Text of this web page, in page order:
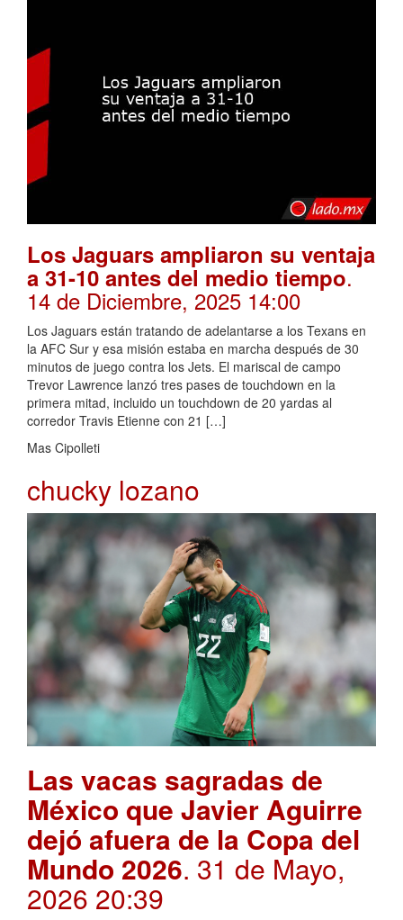
Los Jaguars ampliaron su ventaja
a 31-10 antes del medio tiempo.
14 de Diciembre, 2025 14:00
Los Jaguars están tratando de adelantarse a los Texans en
la AFC Sur y esa misión estaba en marcha después de 30
minutos de juego contra los Jets. El mariscal de campo
Trevor Lawrence lanzó tres pases de touchdown en la
primera mitad, incluido un touchdown de 20 yardas al
corredor Travis Etienne con 21 […]
Mas Cipolleti
chucky lozano
Las vacas sagradas de
México que Javier Aguirre
dejó afuera de la Copa del
Mundo 2026. 31 de Mayo,
2026 20:39